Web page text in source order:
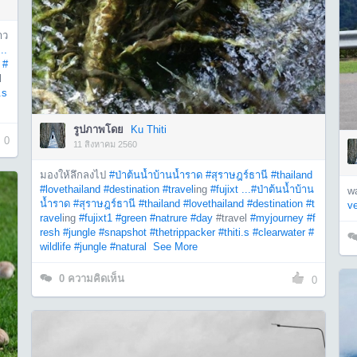
ว
#
0
รูปภาพโดย Ku Thiti
11 สิงหาคม 2560
มองให้ลึกลงไป #ป่าต้นน้ำบ้านน้ำราด #สุราษฎร์ธานี #thailand
#lovethailand #destination #travel ing #fujixt ...#ป่าต้นน้ำบ้าน
น้ำราด #สุราษฎร์ธานี #thailand #lovethailand #destination #t
ravel ing #fujixt1 #green #natrure #day #travel #myjourney #f
resh #jungle #snapshot #thetrippacker #thiti.s #clearwater #
wildlife #jungle #natural See More
0 ความคิดเห็น 0